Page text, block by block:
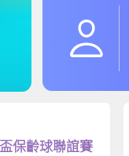
保齡球聯誼賽